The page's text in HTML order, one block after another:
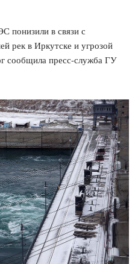
понизили в связи с
рек в Иркутске и угрозой
сообщила пресс-служба ГУ